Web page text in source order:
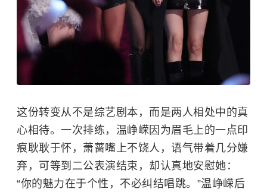
这份转变从不是综艺剧本，而是两人相处中的真
心相待。一次排练，温峥嵘因为眉毛上的一点印
痕耿耿于怀，萧蔷嘴上不饶人，语气带着几分嫌
弃，可等到二公表演结束，却认真地安慰她：
“你的魅力在于个性，不必纠结唱跳。”温峥嵘后